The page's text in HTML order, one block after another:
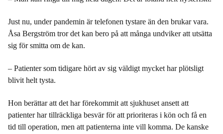
Just nu, under pandemin är telefonen tystare än den brukar vara.
Åsa Bergström tror det kan bero på att många undviker att utsätta
sig för smitta om de kan.
– Patienter som tidigare hört av sig väldigt mycket har plötsligt
blivit helt tysta.
Hon berättar att det har förekommit att sjukhuset ansett att
patienter har tillräckliga besvär för att prioriteras i kön och få en
tid till operation, men att patienterna inte vill komma. De kanske